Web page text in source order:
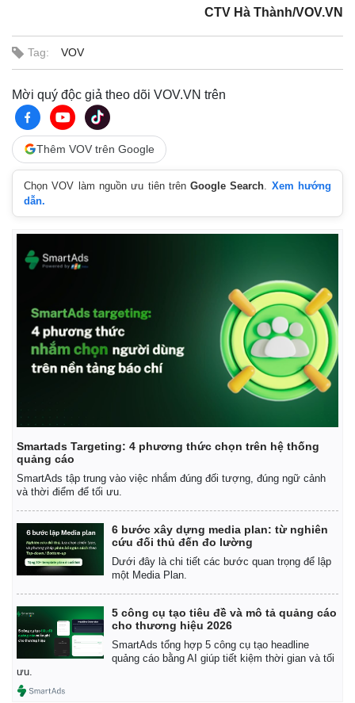
Pháp luật
Vụ án
Tin nóng
Tư vấn luật
Vũ khí
Phân tích
CTV Hà Thành/VOV.VN
Tag: VOV
Mời quý độc giả theo dõi VOV.VN trên
Thêm VOV trên Google
Chọn VOV làm nguồn ưu tiên trênGoogle Search
Xem hướng
dẫn.
Smartads Targeting: 4 phương thức chọn trên hệ thống
quảng cáo
SmartAds tập trung vào việc nhắm đúng đối tượng, đúng ngữ cảnh
và thời điểm để tối ưu.
6 bước xây dựng media plan: từ nghiên
cứu đối thủ đến đo lường
Dưới đây là chi tiết các bước quan trọng để lập
một Media Plan.
5 công cụ tạo tiêu đề và mô tả quảng cáo
cho thương hiệu 2026
SmartAds tổng hợp 5 công cụ tạo headline
quảng cáo bằng AI giúp tiết kiệm thời gian và tối
ưu.